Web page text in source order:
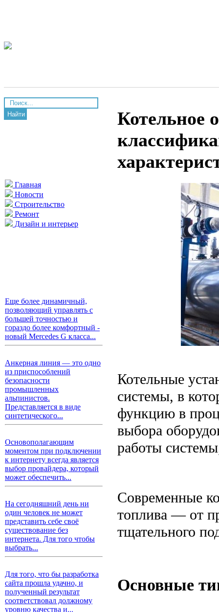
Найти
Главная
Новости
Строительство
Ремонт
Дизайн и интерьер
Еще более динамичный,
позволяющий управлять с
большей точностью и
гораздо более комфортный -
новый Mercedes G класса...
Анкерная линия — это одно
из приспособлений
безопасности
промышленных
альпинистов.
Представляется в виде
синтетического...
Основополагающим
моментом при подключении
к интернету всегда является
выбор провайдера, который
может обеспечить...
На сегодняшний день ни
один человек не может
представить себе своё
существование без
интернета. Для того чтобы
выбрать...
Для того, что бы разработка
сайта прошла удачно, и
полученный результат
соответствовал должному
уровню качества и...
Котельное
Котельные
системы, в
функцию в
выбора
работы
Современные
топлива — от
тщательного
Основные